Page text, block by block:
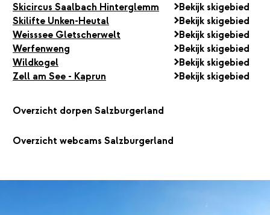
Skicircus Saalbach Hinterglemm
Bekijk skigebied
Skilifte Unken-Heutal
Bekijk skigebied
Weisssee Gletscherwelt
Bekijk skigebied
Werfenweng
Bekijk skigebied
Wildkogel
Bekijk skigebied
Zell am See - Kaprun
Bekijk skigebied
Overzicht dorpen Salzburgerland
Overzicht webcams Salzburgerland